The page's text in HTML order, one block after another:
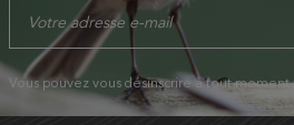
Vous pouvez vous désinscrire à tout moment.